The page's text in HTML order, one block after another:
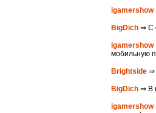
igamershow
BigDich ⇒ С
igamershow
мобильную
Brightside ⇒
BigDich ⇒ В
igamershow